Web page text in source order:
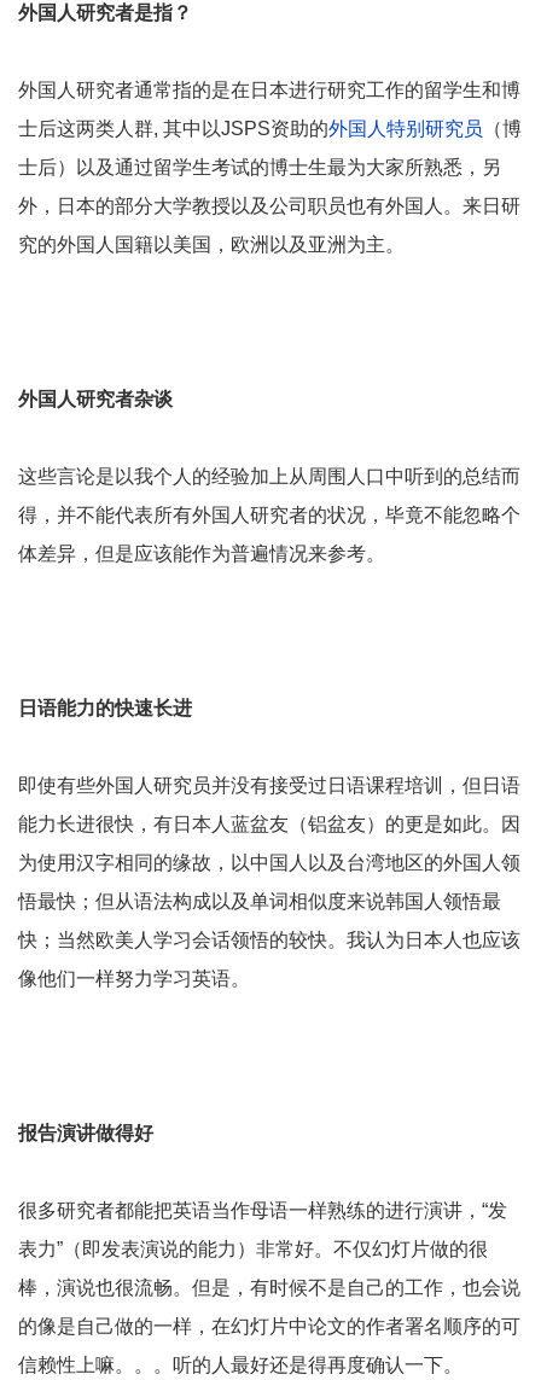
外国人研究者是指？
外国人研究者通常指的是在日本进行研究工作的留学生和博
士后这两类人群, 其中以JSPS资助的外国人特别研究员 （博
士后）以及通过留学生考试的博士生最为大家所熟悉，另
外，日本的部分大学教授以及公司职员也有外国人。来日研
究的外国人国籍以美国，欧洲以及亚洲为主。
外国人研究者杂谈
这些言论是以我个人的经验加上从周围人口中听到的总结而
得，并不能代表所有外国人研究者的状况，毕竟不能忽略个
体差异，但是应该能作为普遍情况来参考。
日语能力的快速长进
即使有些外国人研究员并没有接受过日语课程培训，但日语
能力长进很快，有日本人蓝盆友（铝盆友）的更是如此。因
为使用汉字相同的缘故，以中国人以及台湾地区的外国人领
悟最快；但从语法构成以及单词相似度来说韩国人领悟最
快；当然欧美人学习会话领悟的较快。我认为日本人也应该
像他们一样努力学习英语。
报告演讲做得好
很多研究者都能把英语当作母语一样熟练的进行演讲，“发
表力”（即发表演说的能力）非常好。不仅幻灯片做的很
棒，演说也很流畅。但是，有时候不是自己的工作，也会说
的像是自己做的一样，在幻灯片中论文的作者署名顺序的可
信赖性上嘛。。。听的人最好还是得再度确认一下。